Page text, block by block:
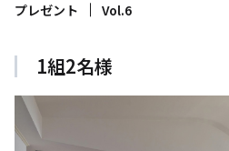
プレゼント
Vol.6
1組2名様